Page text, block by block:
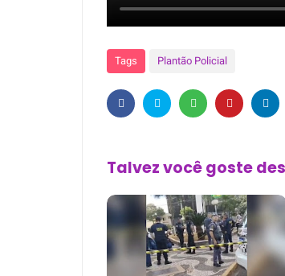
Tags Plantão Policial
Talvez você goste